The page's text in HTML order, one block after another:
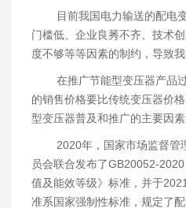
目前我国电力输送的配电变
门槛低、企业良莠不齐、技术
度不够等等因素的制约，导致
在推广节能型变压器产品过
的销售价格要比传统变压器价
型变压器普及和推广的主要因素
2020年，国家市场监督管
员会联合发布了GB20052-
值及能效等级》标准，并于
准系国家强制性标准，规定了